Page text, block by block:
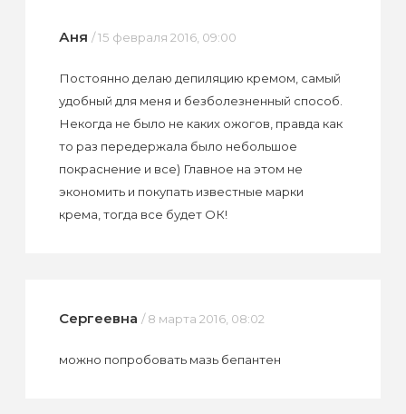
Аня / 15 февраля 2016, 09:00
Постоянно делаю депиляцию кремом, самый
удобный для меня и безболезненный способ.
Некогда не было не каких ожогов, правда как
то раз передержала было небольшое
покраснение и все) Главное на этом не
экономить и покупать известные марки
крема, тогда все будет ОК!
Сергеевна / 8 марта 2016, 08:02
можно попробовать мазь бепантен